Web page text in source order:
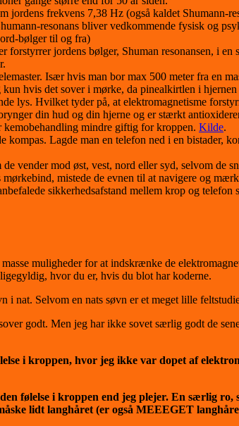
jordens frekvens 7,38 Hz (også kaldet Shumann-
resonans bliver vedkommende fysisk og
bølger til og fra)
jordens bølger, Shuman resonansen, i
Især hvis man bor max 500 meter fra en
hvis det sover i mørke, da pinealkirtlen i
lys. Hvilket tyder på, at elektromagnetisme
din hud og din hjerne og er stærkt
mindre giftig for kroppen. Kilde.
kompas. Lagde man en telefon ned i en bistader,
vender mod øst, vest, nord eller syd, selvom de
mistede de evnen til at navigere og
sikkerhedsafstand mellem krop og
muligheder for at indskrænke de
hvor du er, hvis du blot har koderne.
Selvom en nats søvn er et meget lille
godt. Men jeg har ikke sovet særlig godt de
i kroppen, hvor jeg ikke var dopet af
følelse i kroppen end jeg plejer. En særlig
lidt langhåret (er også MEEEGET